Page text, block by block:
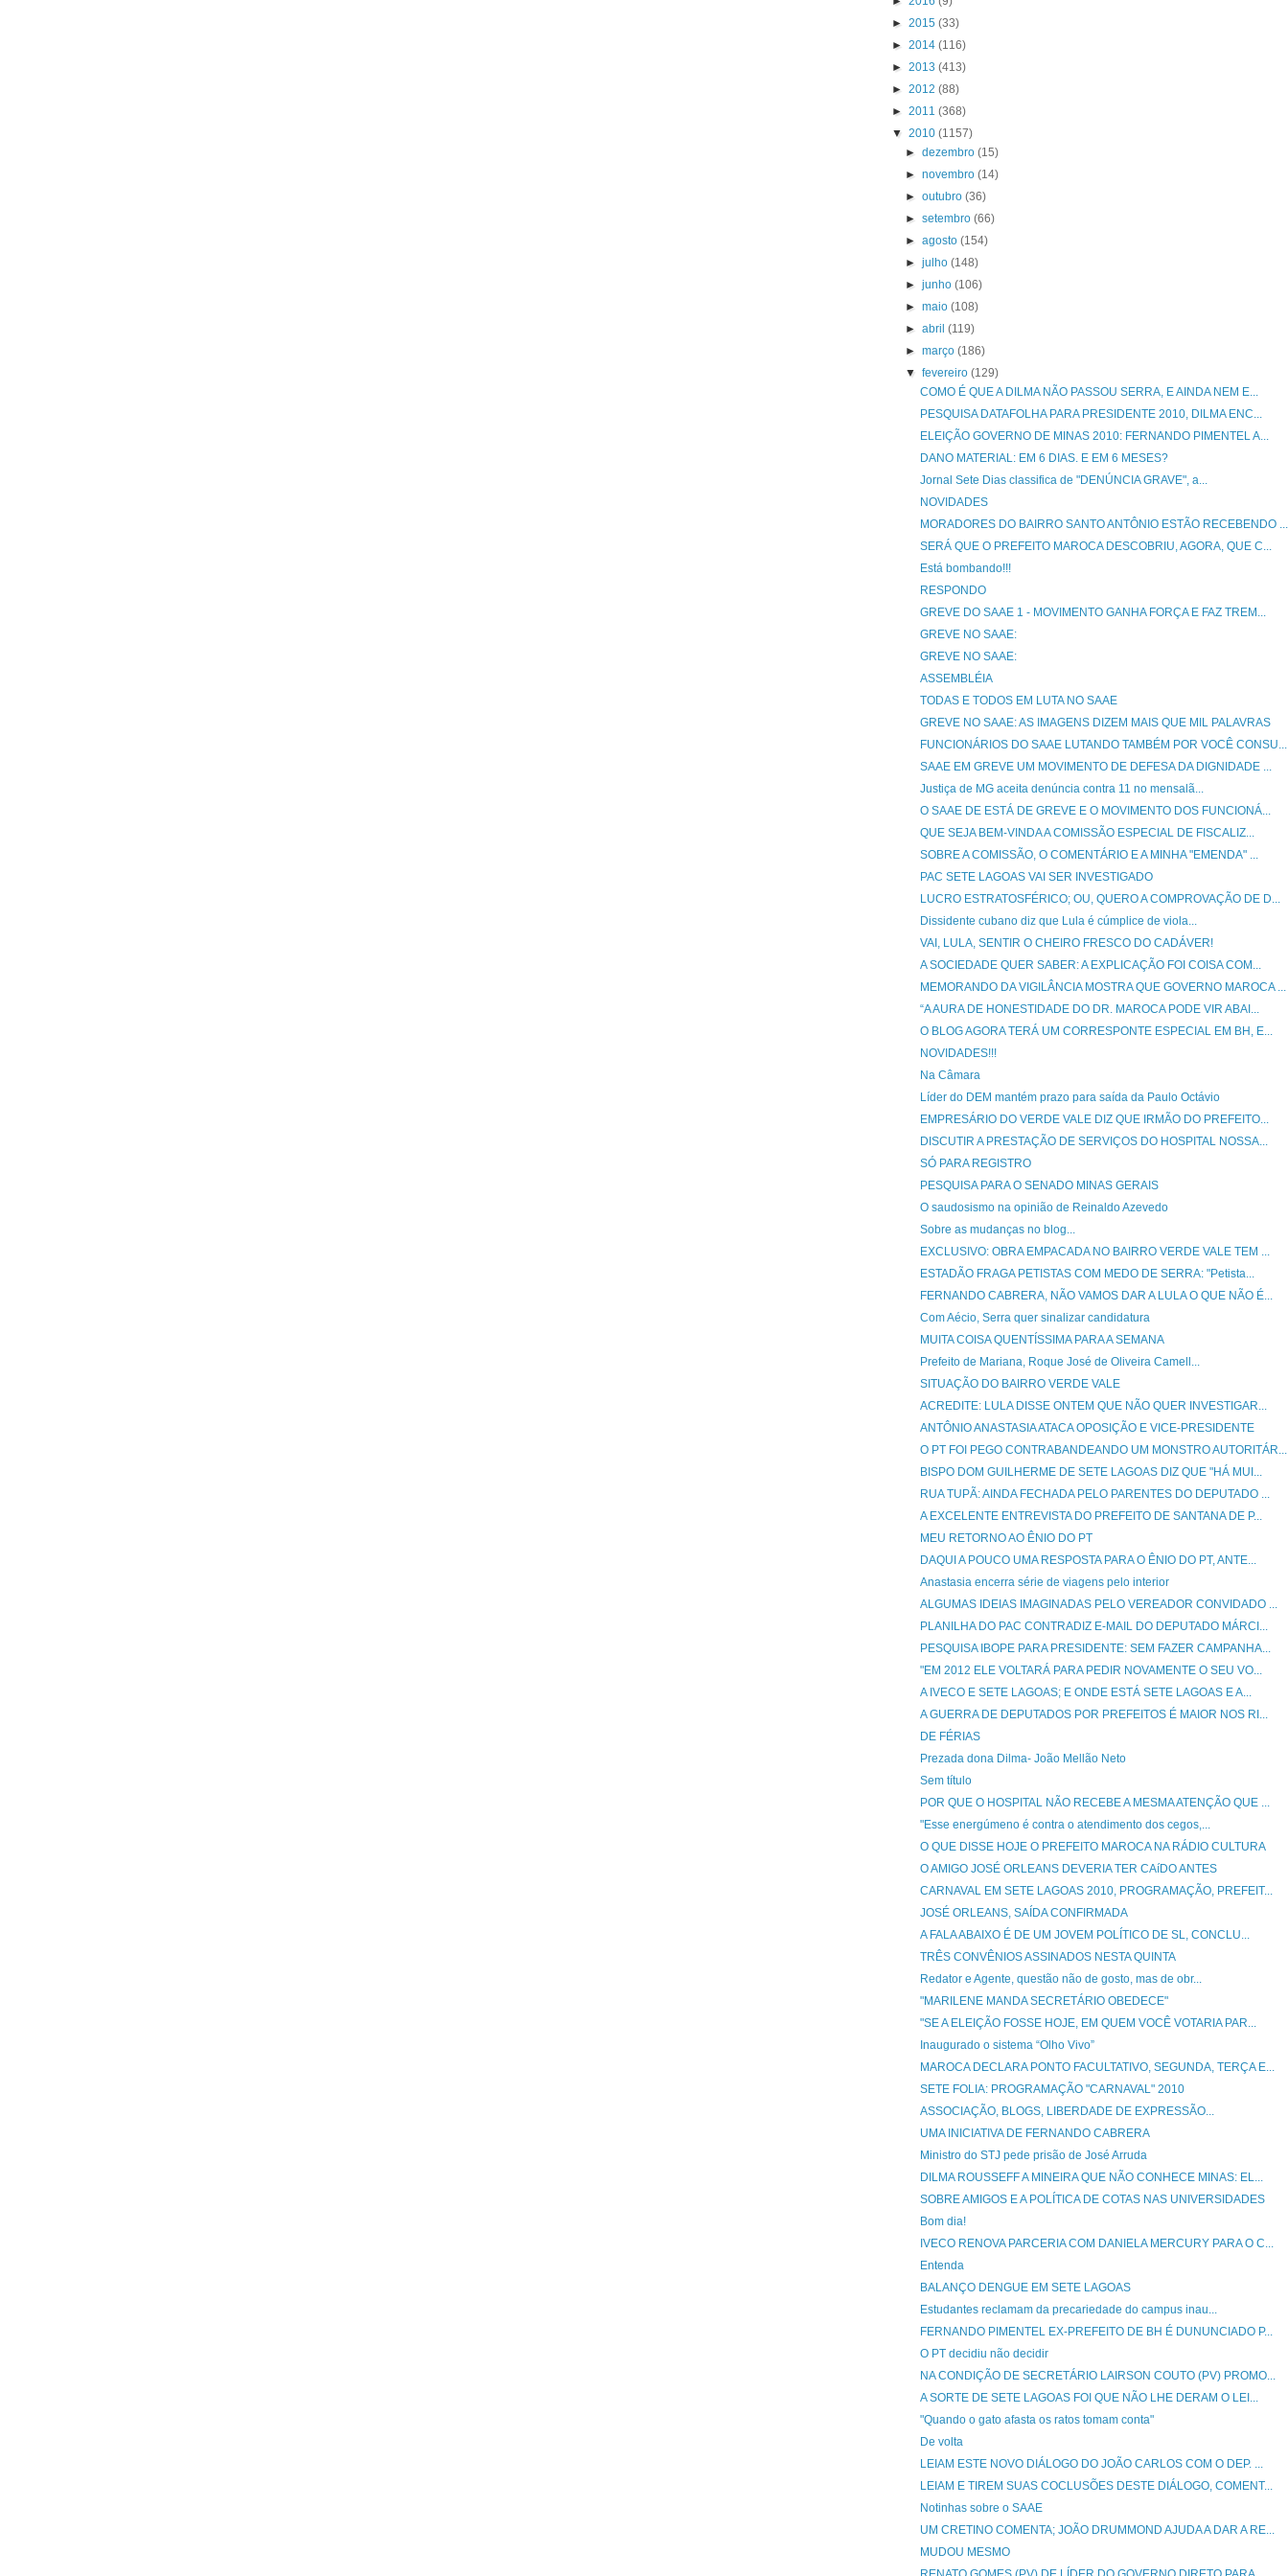
► 2015 (33)
► 2014 (116)
► 2013 (413)
► 2012 (88)
► 2011 (368)
▼ 2010 (1157)
►dezembro(15)
►novembro(14)
►outubro(36)
►setembro(66)
►agosto(154)
►julho(148)
►junho(106)
►maio(108)
►abril(119)
►março(186)
▼fevereiro(129)
COMO É QUE A DILMA NÃO PASSOU SERRA, E AINDA NEM E...
PESQUISA DATAFOLHA PARA PRESIDENTE 2010, DILMA ENC...
ELEIÇÃO GOVERNO DE MINAS 2010: FERNANDO PIMENTEL A...
DANO MATERIAL: EM 6 DIAS. E EM 6 MESES?
Jornal Sete Dias classifica de "DENÚNCIA GRAVE", a...
NOVIDADES
MORADORES DO BAIRRO SANTO ANTÔNIO ESTÃO RECEBENDO ...
SERÁ QUE O PREFEITO MAROCA DESCOBRIU, AGORA, QUE C...
Está bombando!!!
RESPONDO
GREVE DO SAAE 1 - MOVIMENTO GANHA FORÇA E FAZ TREM...
GREVE NO SAAE:
GREVE NO SAAE:
ASSEMBLÉIA
TODAS E TODOS EM LUTA NO SAAE
GREVE NO SAAE: AS IMAGENS DIZEM MAIS QUE MIL PALAVRAS
FUNCIONÁRIOS DO SAAE LUTANDO TAMBÉM POR VOCÊ CONSU...
SAAE EM GREVE UM MOVIMENTO DE DEFESA DA DIGNIDADE ...
Justiça de MG aceita denúncia contra 11 no mensalã...
O SAAE DE ESTÁ DE GREVE E O MOVIMENTO DOS FUNCIONÁ...
QUE SEJA BEM-VINDA A COMISSÃO ESPECIAL DE FISCALIZ...
SOBRE A COMISSÃO, O COMENTÁRIO E A MINHA "EMENDA" ...
PAC SETE LAGOAS VAI SER INVESTIGADO
LUCRO ESTRATOSFÉRICO; OU, QUERO A COMPROVAÇÃO DE D...
Dissidente cubano diz que Lula é cúmplice de viola...
VAI, LULA, SENTIR O CHEIRO FRESCO DO CADÁVER!
A SOCIEDADE QUER SABER: A EXPLICAÇÃO FOI COISA COM...
MEMORANDO DA VIGILÂNCIA MOSTRA QUE GOVERNO MAROCA ...
“A AURA DE HONESTIDADE DO DR. MAROCA PODE VIR ABAI...
O BLOG AGORA TERÁ UM CORRESPONTE ESPECIAL EM BH, E...
NOVIDADES!!!
Na Câmara
Líder do DEM mantém prazo para saída da Paulo Octávio
EMPRESÁRIO DO VERDE VALE DIZ QUE IRMÃO DO PREFEITO...
DISCUTIR A PRESTAÇÃO DE SERVIÇOS DO HOSPITAL NOSSA...
SÓ PARA REGISTRO
PESQUISA PARA O SENADO MINAS GERAIS
O saudosismo na opinião de Reinaldo Azevedo
Sobre as mudanças no blog...
EXCLUSIVO: OBRA EMPACADA NO BAIRRO VERDE VALE TEM ...
ESTADÃO FRAGA PETISTAS COM MEDO DE SERRA: "Petista...
FERNANDO CABRERA, NÃO VAMOS DAR A LULA O QUE NÃO É...
Com Aécio, Serra quer sinalizar candidatura
MUITA COISA QUENTÍSSIMA PARA A SEMANA
Prefeito de Mariana, Roque José de Oliveira Camell...
SITUAÇÃO DO BAIRRO VERDE VALE
ACREDITE: LULA DISSE ONTEM QUE NÃO QUER INVESTIGAR...
ANTÔNIO ANASTASIA ATACA OPOSIÇÃO E VICE-PRESIDENTE
O PT FOI PEGO CONTRABANDEANDO UM MONSTRO AUTORITÁR...
BISPO DOM GUILHERME DE SETE LAGOAS DIZ QUE "HÁ MUI...
RUA TUPÃ: AINDA FECHADA PELO PARENTES DO DEPUTADO ...
A EXCELENTE ENTREVISTA DO PREFEITO DE SANTANA DE P...
MEU RETORNO AO ÊNIO DO PT
DAQUI A POUCO UMA RESPOSTA PARA O ÊNIO DO PT, ANTE...
Anastasia encerra série de viagens pelo interior
ALGUMAS IDEIAS IMAGINADAS PELO VEREADOR CONVIDADO ...
PLANILHA DO PAC CONTRADIZ E-MAIL DO DEPUTADO MÁRCI...
PESQUISA IBOPE PARA PRESIDENTE: SEM FAZER CAMPANHA...
"EM 2012 ELE VOLTARÁ PARA PEDIR NOVAMENTE O SEU VO...
A IVECO E SETE LAGOAS; E ONDE ESTÁ SETE LAGOAS E A...
A GUERRA DE DEPUTADOS POR PREFEITOS É MAIOR NOS RI...
DE FÉRIAS
Prezada dona Dilma- João Mellão Neto
Sem título
POR QUE O HOSPITAL NÃO RECEBE A MESMA ATENÇÃO QUE ...
"Esse energúmeno é contra o atendimento dos cegos,...
O QUE DISSE HOJE O PREFEITO MAROCA NA RÁDIO CULTURA
O AMIGO JOSÉ ORLEANS DEVERIA TER CAíDO ANTES
CARNAVAL EM SETE LAGOAS 2010, PROGRAMAÇÃO, PREFEIT...
JOSÉ ORLEANS, SAÍDA CONFIRMADA
A FALA ABAIXO É DE UM JOVEM POLÍTICO DE SL, CONCLU...
TRÊS CONVÊNIOS ASSINADOS NESTA QUINTA
Redator e Agente, questão não de gosto, mas de obr...
"MARILENE MANDA SECRETÁRIO OBEDECE"
"SE A ELEIÇÃO FOSSE HOJE, EM QUEM VOCÊ VOTARIA PAR...
Inaugurado o sistema “Olho Vivo”
MAROCA DECLARA PONTO FACULTATIVO, SEGUNDA, TERÇA E...
SETE FOLIA: PROGRAMAÇÃO "CARNAVAL" 2010
ASSOCIAÇÃO, BLOGS, LIBERDADE DE EXPRESSÃO...
UMA INICIATIVA DE FERNANDO CABRERA
Ministro do STJ pede prisão de José Arruda
DILMA ROUSSEFF A MINEIRA QUE NÃO CONHECE MINAS: EL...
SOBRE AMIGOS E A POLÍTICA DE COTAS NAS UNIVERSIDADES
Bom dia!
IVECO RENOVA PARCERIA COM DANIELA MERCURY PARA O C...
Entenda
BALANÇO DENGUE EM SETE LAGOAS
Estudantes reclamam da precariedade do campus inau...
FERNANDO PIMENTEL EX-PREFEITO DE BH É DUNUNCIADO P...
O PT decidiu não decidir
NA CONDIÇÃO DE SECRETÁRIO LAIRSON COUTO (PV) PROMO...
A SORTE DE SETE LAGOAS FOI QUE NÃO LHE DERAM O LEI...
"Quando o gato afasta os ratos tomam conta"
De volta
LEIAM ESTE NOVO DIÁLOGO DO JOÃO CARLOS COM O DEP. ...
LEIAM E TIREM SUAS COCLUSÕES DESTE DIÁLOGO, COMENT...
Notinhas sobre o SAAE
UM CRETINO COMENTA; JOÃO DRUMMOND AJUDA A DAR A RE...
MUDOU MESMO